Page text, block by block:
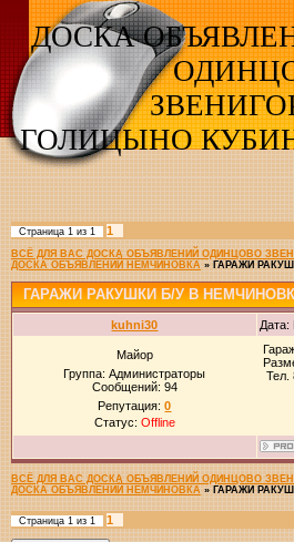
ДОСКА
ГОЛИЦЫНО
Страница 1из 1 1
ВСЁ ДЛЯ ВАС ДОСКА ОБЪЯВЛЕНИЙ ОДИНЦОВО
ДОСКА ОБЪЯВЛЕНИЙ НЕМЧИНОВКА » ГАРАЖИ
ГАРАЖИ РАКУШКИ Б/У В
kuhni30 Дата:
Майор
Группа: Администраторы
Сообщений: 94
Репутация:0
Статус: Offline
Тел.
ВСЁ ДЛЯ ВАС ДОСКА ОБЪЯВЛЕНИЙ ОДИНЦОВО
ДОСКА ОБЪЯВЛЕНИЙ НЕМЧИНОВКА » ГАРАЖИ
Страница 1из 1 1